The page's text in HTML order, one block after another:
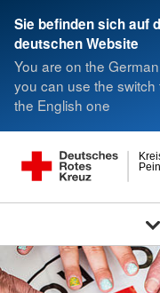
Sie befinden sich auf
deutschen Website
You are on the
you can use the switch
the English one